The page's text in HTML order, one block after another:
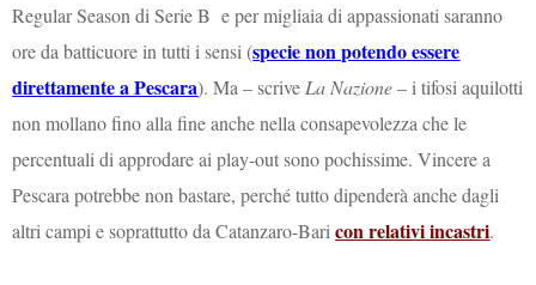
Regular Season di Serie B e per migliaia di appassionati saranno
ore da batticuore in tutti i sensi (specie non potendo essere
direttamente a Pescara). Ma – scrive La Nazione– i tifosi aquilotti
non mollano fino alla fine anche nella consapevolezza che le
percentuali di approdare ai play-out sono pochissime. Vincere a
Pescara potrebbe non bastare, perché tutto dipenderà anche dagli
altri campi e soprattutto da Catanzaro-Baricon relativi incastri.